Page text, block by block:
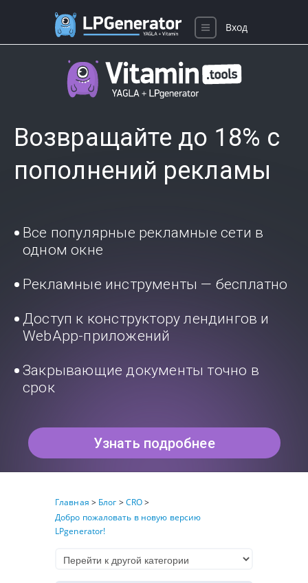
Возвращайте до 18% с
пополнений рекламы
Все популярные рекламные сети в
одном окне
Рекламные инструменты — бесплатно
Доступ к конструктору лендингов и
WebApp-приложений
Закрывающие документы точно в
срок
Узнать подробнее
Главная > Блог >CRO>
Добро пожаловать в новую версию
LPgenerator!
Вход